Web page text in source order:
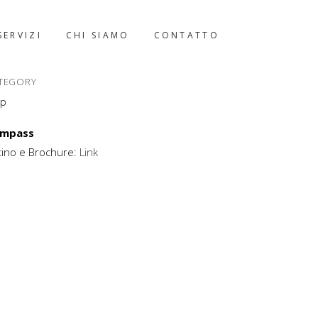
CHI SIAMO CONTATTO
e Brochure: Link